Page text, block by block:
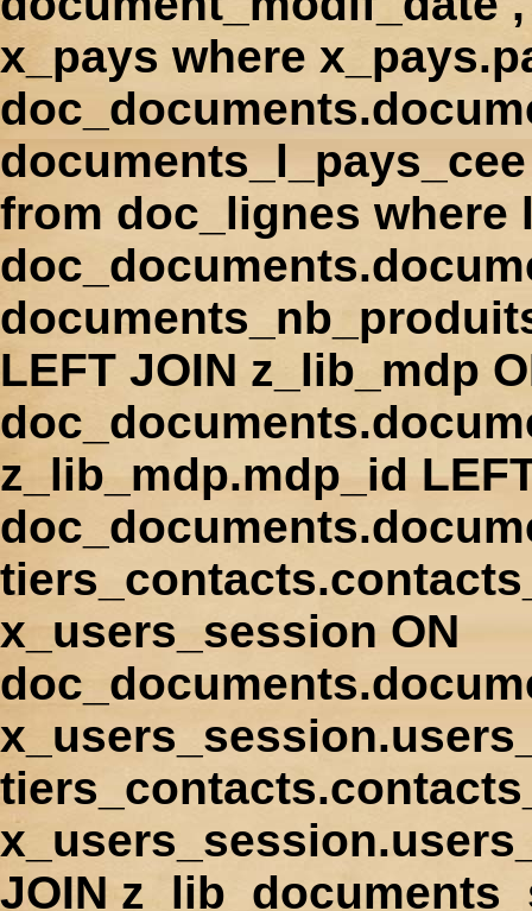
x_pays where
from doc_lignes where
LEFT JOIN z_lib_mdp
z_lib_mdp.mdp_id
x_users_session ON
JOIN